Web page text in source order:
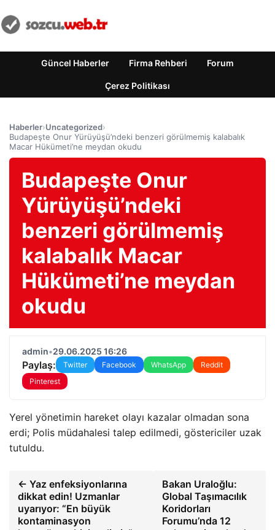
Güncel Haberler Firma Rehberi Forum
Çerez Politikası
Haberler›Uncategorized›
Budapeşte Onur Yürüyüşü’ndeki benzeri görülmemiş kalabalık
Macar Hükümeti’ne meydan okudu
Budapeşte Onur
Yürüyüşü’ndeki
benzeri görülmemiş
kalabalık Macar
Hükümeti’ne meydan
okudu
admin•29.06.2025 16:26
Paylaş: Twitter Facebook WhatsApp
Reddit
Pinterest
Yerel yönetimin hareket olayı kazalar olmadan sona
erdi; Polis müdahalesi talep edilmedi, göstericiler uzak
tutuldu.
← Yaz enfeksiyonlarına
dikkat edin! Uzmanlar
uyarıyor: “En büyük
kontaminasyon
Bakan Uraloğlu:
Global Taşımacılık
Koridorları
Forumu’nda 12